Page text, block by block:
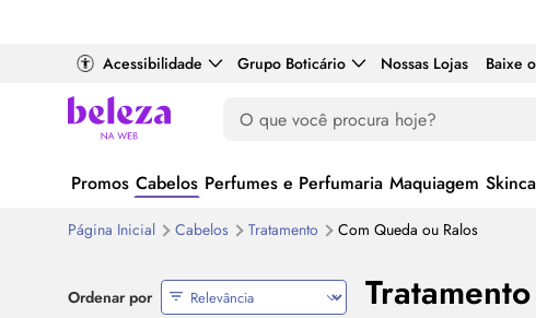
Acessibilidade Grupo Boticário Nossas Lojas Baixe
Promos Cabelos Perfumes e Perfumaria Maquiagem
Página Inicial Cabelos Tratamento Com Queda ou Ralos
Ordenar por